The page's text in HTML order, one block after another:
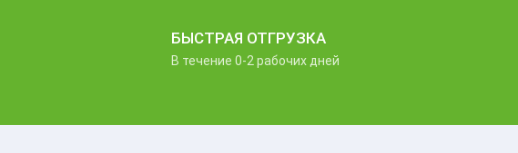
БЫСТРАЯ ОТГРУЗКА
В течение 0-2 рабочих дней